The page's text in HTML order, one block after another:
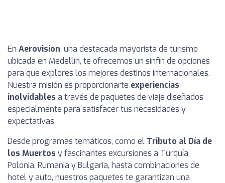
En Aerovision, una destacada mayorista de turismo
ubicada en Medellín, te ofrecemos un sinfín de opciones
para que explores los mejores destinos internacionales.
Nuestra misión es proporcionarte experiencias
inolvidables a través de paquetes de viaje diseñados
especialmente para satisfacer tus necesidades y
expectativas.
Desde programas temáticos, como el Tributo al Día de
los Muertos y fascinantes excursiones a Turquía,
Polonia, Rumania y Bulgaria, hasta combinaciones de
hotel y auto, nuestros paquetes te garantizan una